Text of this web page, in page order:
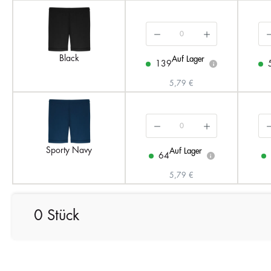
Black
139
Auf Lager
i
5,79 €
Sporty Navy
64
Auf Lager
i
5,79 €
0 Stück